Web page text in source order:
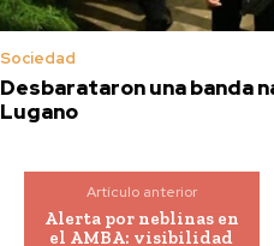
Sociedad
Desbarataron una banda
Lugano
Artículo anterior
Alerta por neblinas en
el AMBA: visibilidad